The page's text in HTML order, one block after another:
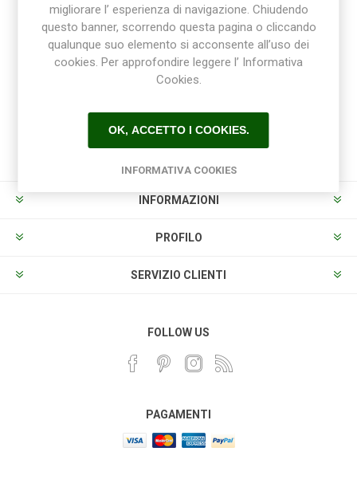
Ricevi la newsletter
Sottoscrivi Annulla la sottoscrizione
INFORMAZIONI
PROFILO
SERVIZIO CLIENTI
FOLLOW US
PAGAMENTI
migliorare l’ esperienza di navigazione. Chiudendo
questo banner, scorrendo questa pagina o cliccando
qualunque suo elemento si acconsente all’uso dei
cookies. Per approfondire leggere l’ Informativa
Cookies.
OK, ACCETTO I COOKIES.
INFORMATIVA COOKIES